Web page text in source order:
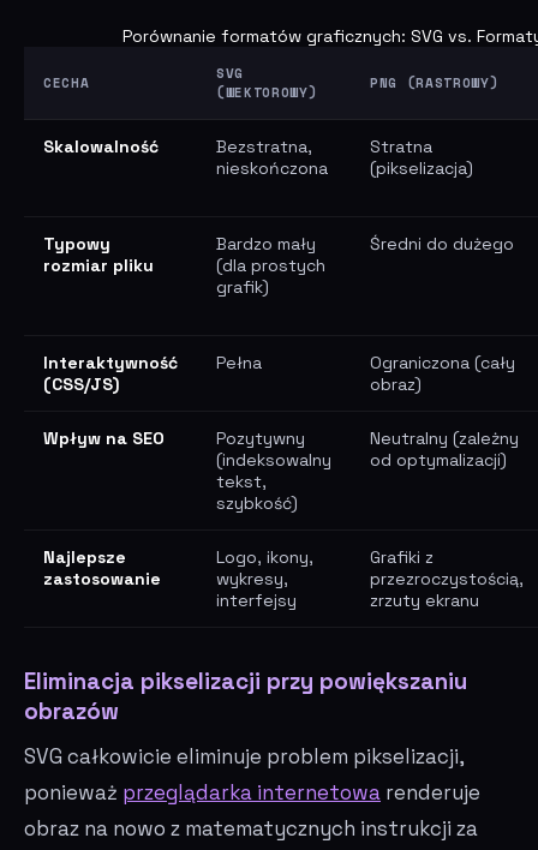
Porównanie formatów graficznych: SVG vs.
CECHA
SVG
(WEKTOROWY)
PNG (RASTROWY)
Skalowalność
Bezstratna,
nieskończona
Stratna
(pikselizacja)
Typowy
rozmiar pliku
Bardzo mały
(dla prostych
grafik)
Średni do dużego
Interaktywność
(CSS/JS)
Pełna
Ograniczona (cały
obraz)
Wpływ na SEO
Pozytywny
(indeksowalny
tekst,
szybkość)
Neutralny (zależny
od optymalizacji)
Najlepsze
zastosowanie
Logo, ikony,
wykresy,
interfejsy
Grafiki z
przezroczystością,
zrzuty ekranu
Eliminacja pikselizacji przy powiększaniu
obrazów
SVG całkowicie eliminuje problem pikselizacji,
ponieważ przeglądarka internetowa renderuje
obraz na nowo z matematycznych instrukcji za